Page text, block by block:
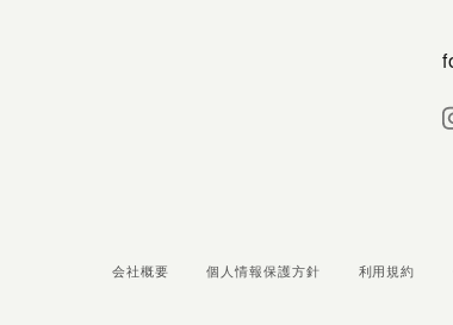
会社概要 個人情報保護方針 利用規約